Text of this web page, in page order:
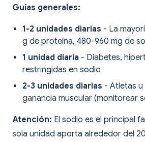
Guías generales:
1-2 unidades diarias - La
g de proteína, 480-960 mg de
1 unidad diaria - Diabetes,
restringidas en sodio
2-3 unidades diarias - Atletas
ganancia muscular (monitorear
Atención: El sodio es el principal
sola unidad aporta alrededor del